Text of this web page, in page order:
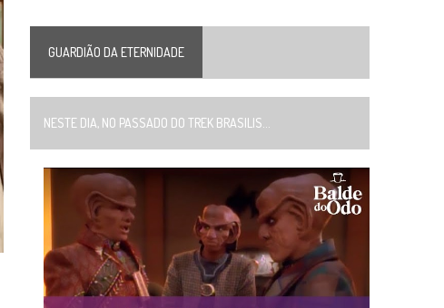
GUARDIÃO DA ETERNIDADE
NESTE DIA, NO PASSADO DO TREK BRASILIS...